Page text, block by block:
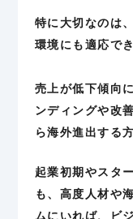
特に大切なのは
環境にも適応で
売上が低下傾向
ンディングや改
ら海外進出する
起業初期やスタ
も、高度人材や
ムにいれば、ビ